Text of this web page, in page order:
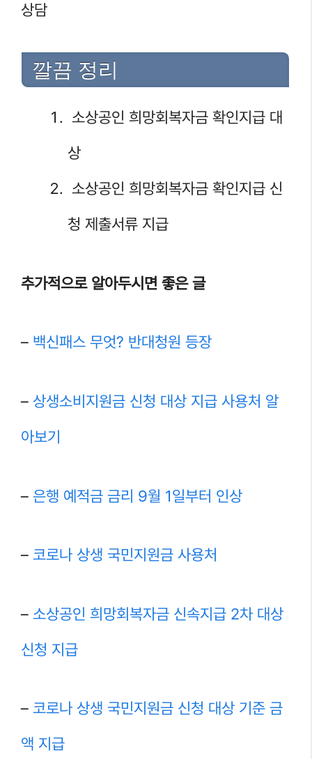
상담
깔끔 정리
소상공인 희망회복자금 확인지급 대
상
소상공인 희망회복자금 확인지급 신
청 제출서류 지급
추가적으로 알아두시면 좋은 글
– 백신패스 무엇? 반대청원 등장
– 상생소비지원금 신청 대상 지급 사용처 알
아보기
– 은행 예적금 금리 9월 1일부터 인상
– 코로나 상생 국민지원금 사용처
– 소상공인 희망회복자금 신속지급 2차 대상
신청 지급
– 코로나 상생 국민지원금 신청 대상 기준 금
액 지급